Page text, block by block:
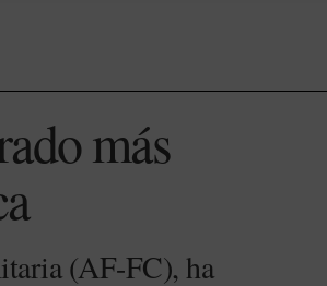
más
(AF-FC), ha